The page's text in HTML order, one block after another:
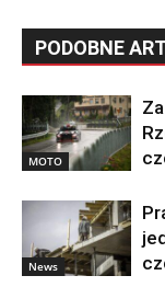
PODOBNE
MOTO
News